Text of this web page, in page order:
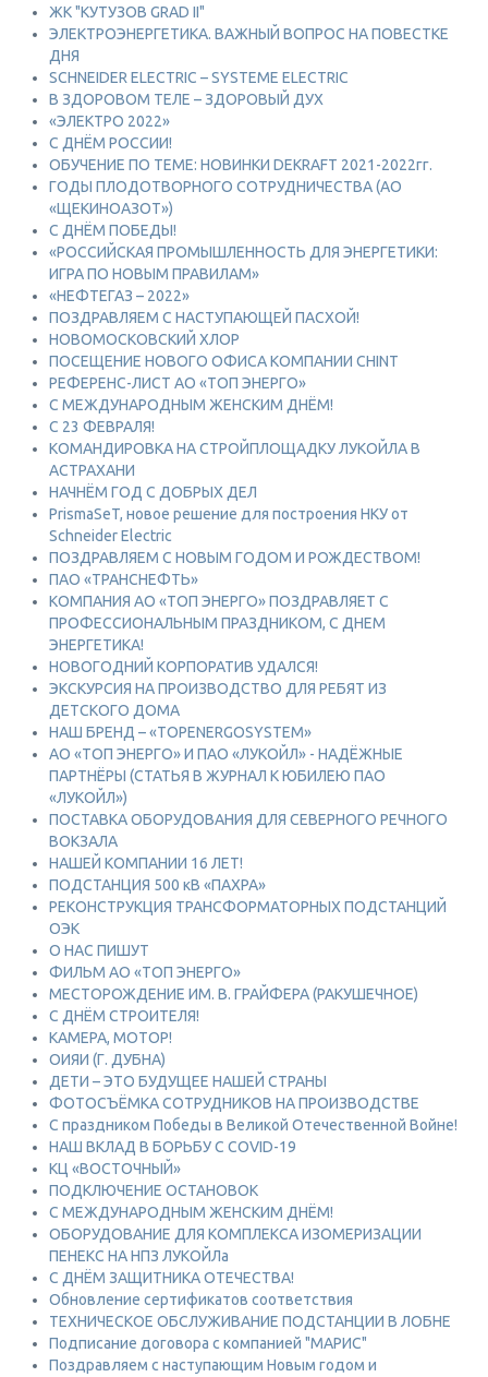
ЖК "КУТУЗОВ GRAD II"
ЭЛЕКТРОЭНЕРГЕТИКА. ВАЖНЫЙ ВОПРОС НА ПОВЕСТКЕ
ДНЯ
SCHNEIDER ELECTRIC – SYSTEME ELECTRIC
В ЗДОРОВОМ ТЕЛЕ – ЗДОРОВЫЙ ДУХ
«ЭЛЕКТРО 2022»
С ДНЁМ РОССИИ!
ОБУЧЕНИЕ ПО ТЕМЕ: НОВИНКИ DEKRAFT 2021-2022гг.
ГОДЫ ПЛОДОТВОРНОГО СОТРУДНИЧЕСТВА (АО
«ЩЕКИНОАЗОТ»)
С ДНЁМ ПОБЕДЫ!
«РОССИЙСКАЯ ПРОМЫШЛЕННОСТЬ ДЛЯ ЭНЕРГЕТИКИ:
ИГРА ПО НОВЫМ ПРАВИЛАМ»
«НЕФТЕГАЗ – 2022»
ПОЗДРАВЛЯЕМ С НАСТУПАЮЩЕЙ ПАСХОЙ!
НОВОМОСКОВСКИЙ ХЛОР
ПОСЕЩЕНИЕ НОВОГО ОФИСА КОМПАНИИ CHINT
РЕФЕРЕНС-ЛИСТ АО «ТОП ЭНЕРГО»
С МЕЖДУНАРОДНЫМ ЖЕНСКИМ ДНЁМ!
С 23 ФЕВРАЛЯ!
КОМАНДИРОВКА НА СТРОЙПЛОЩАДКУ ЛУКОЙЛА В
АСТРАХАНИ
НАЧНЁМ ГОД С ДОБРЫХ ДЕЛ
PrismaSeT, новое решение для построения НКУ от
Schneider Electric
ПОЗДРАВЛЯЕМ С НОВЫМ ГОДОМ И РОЖДЕСТВОМ!
ПАО «ТРАНСНЕФТЬ»
КОМПАНИЯ АО «ТОП ЭНЕРГО» ПОЗДРАВЛЯЕТ С
ПРОФЕССИОНАЛЬНЫМ ПРАЗДНИКОМ, С ДНЕМ
ЭНЕРГЕТИКА!
НОВОГОДНИЙ КОРПОРАТИВ УДАЛСЯ!
ЭКСКУРСИЯ НА ПРОИЗВОДСТВО ДЛЯ РЕБЯТ ИЗ
ДЕТСКОГО ДОМА
НАШ БРЕНД – «TOPENERGOSYSTEM»
АО «ТОП ЭНЕРГО» И ПАО «ЛУКОЙЛ» - НАДЁЖНЫЕ
ПАРТНЁРЫ (СТАТЬЯ В ЖУРНАЛ К ЮБИЛЕЮ ПАО
«ЛУКОЙЛ»)
ПОСТАВКА ОБОРУДОВАНИЯ ДЛЯ СЕВЕРНОГО РЕЧНОГО
ВОКЗАЛА
НАШЕЙ КОМПАНИИ 16 ЛЕТ!
ПОДСТАНЦИЯ 500 кВ «ПАХРА»
РЕКОНСТРУКЦИЯ ТРАНСФОРМАТОРНЫХ ПОДСТАНЦИЙ
ОЭК
О НАС ПИШУТ
ФИЛЬМ АО «ТОП ЭНЕРГО»
МЕСТОРОЖДЕНИЕ ИМ. В. ГРАЙФЕРА (РАКУШЕЧНОЕ)
С ДНЁМ СТРОИТЕЛЯ!
КАМЕРА, МОТОР!
ОИЯИ (Г. ДУБНА)
ДЕТИ – ЭТО БУДУЩЕЕ НАШЕЙ СТРАНЫ
ФОТОСЪЁМКА СОТРУДНИКОВ НА ПРОИЗВОДСТВЕ
С праздником Победы в Великой Отечественной Войне!
НАШ ВКЛАД В БОРЬБУ С COVID-19
КЦ «ВОСТОЧНЫЙ»
ПОДКЛЮЧЕНИЕ ОСТАНОВОК
С МЕЖДУНАРОДНЫМ ЖЕНСКИМ ДНЁМ!
ОБОРУДОВАНИЕ ДЛЯ КОМПЛЕКСА ИЗОМЕРИЗАЦИИ
ПЕНЕКС НА НПЗ ЛУКОЙЛа
С ДНЁМ ЗАЩИТНИКА ОТЕЧЕСТВА!
Обновление сертификатов соответствия
ТЕХНИЧЕСКОЕ ОБСЛУЖИВАНИЕ ПОДСТАНЦИИ В ЛОБНЕ
Подписание договора с компанией "МАРИС"
Поздравляем с наступающим Новым годом и